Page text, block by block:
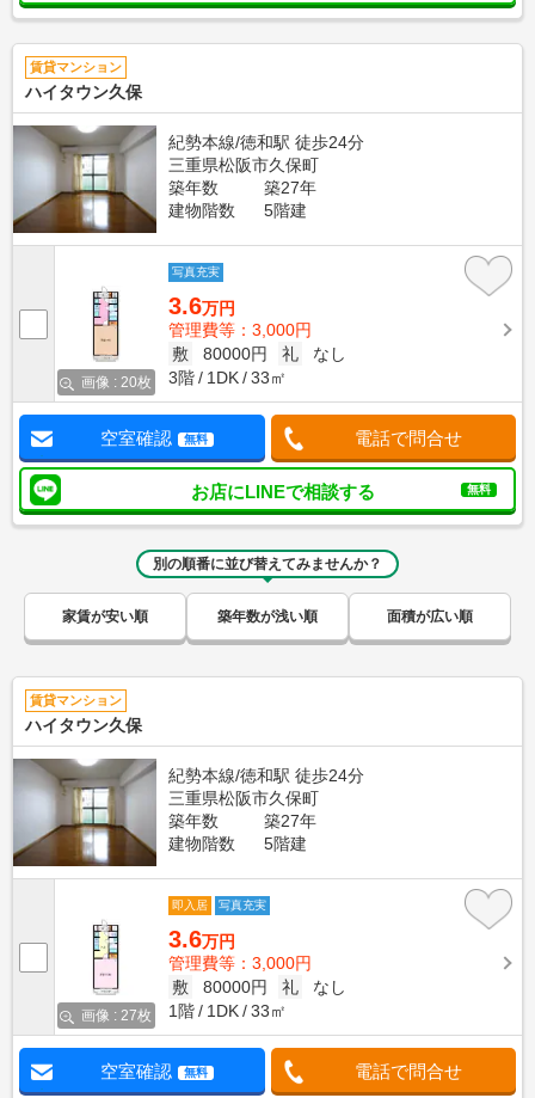
賃貸マンション
ハイタウン久保
紀勢本線/徳和駅 徒歩24分
三重県松阪市久保町
築年数
築27年
建物階数
5階建
画像 : 20枚
写真充実
3.6万円
管理費等：3,000円
敷
80000円 礼
なし
3階
1DK 33㎡
空室確認 無料 電話で問合せ
お店にLINEで相談する 無料
別の順番に並び替えてみませんか？
家賃が安い順 築年数が浅い順 面積が広い順
賃貸マンション
ハイタウン久保
紀勢本線/徳和駅 徒歩24分
三重県松阪市久保町
築年数
築27年
建物階数
5階建
画像 : 27枚
即入居 写真充実
3.6万円
管理費等：3,000円
敷
80000円 礼
なし
1階
1DK 33㎡
空室確認 無料 電話で問合せ